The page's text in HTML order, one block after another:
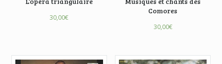
30,00€
Comores
30,00€